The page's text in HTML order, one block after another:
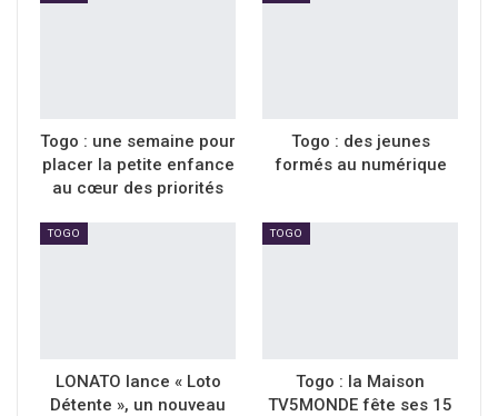
Togo : une semaine pour
placer la petite enfance
au cœur des priorités
Togo : des jeunes
formés au numérique
TOGO
LONATO lance « Loto
Détente », un nouveau
TOGO
Togo : la Maison
TV5MONDE fête ses 15